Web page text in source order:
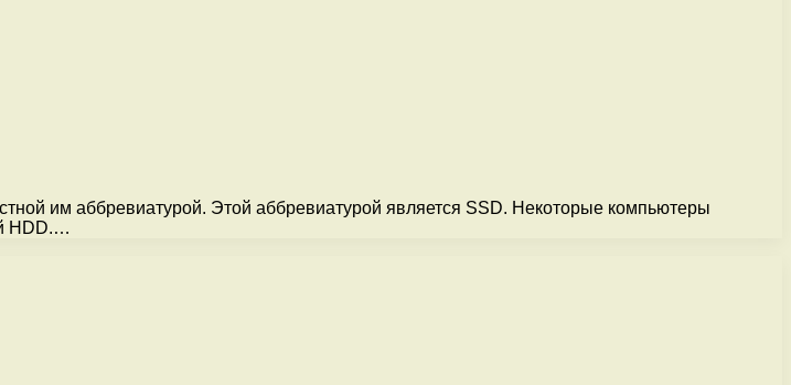
им аббревиатурой. Этой аббревиатурой является SSD. Некоторые компьютеры
HDD.…